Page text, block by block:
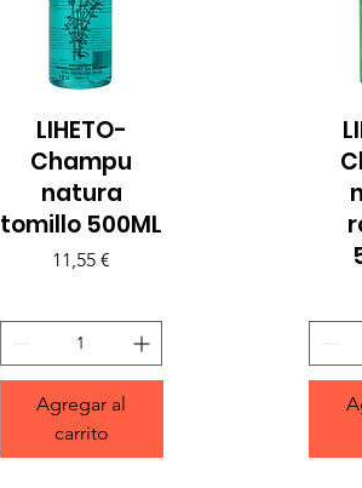
Vista rápida
LIHETO-
Champu
natura
tomillo 500ML
Precio
11,55 €
Agregar al
carrito